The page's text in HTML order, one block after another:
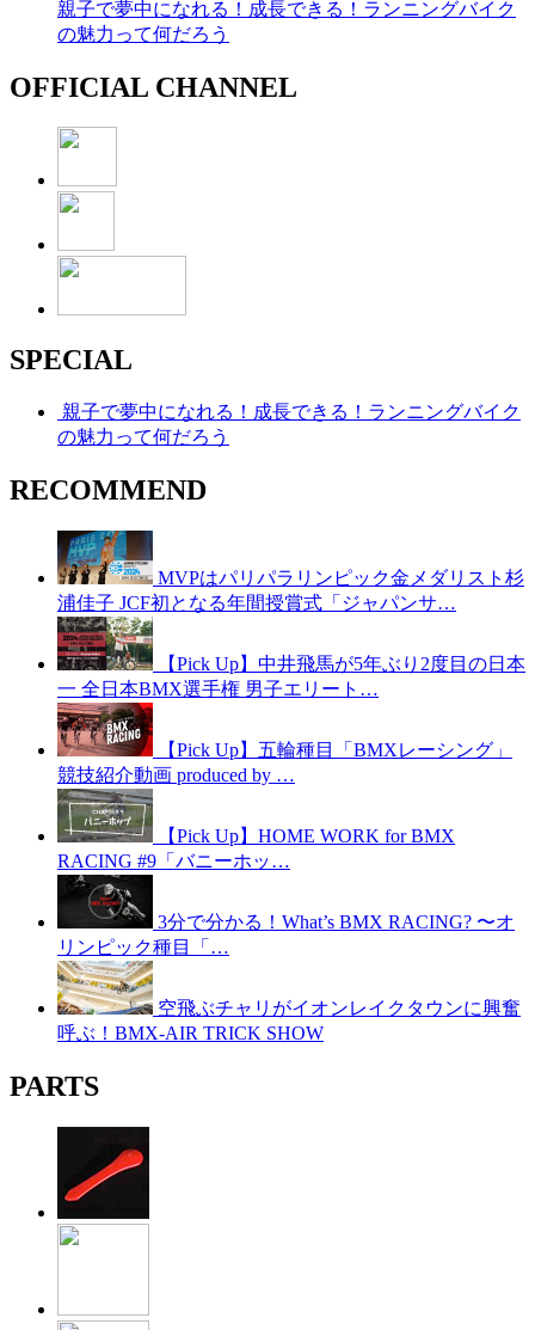
親子で夢中になれる！成長できる！ランニングバイク
の魅力って何だろう
OFFICIAL CHANNEL
SPECIAL
親子で夢中になれる！成長できる！ランニングバイク
の魅力って何だろう
RECOMMEND
MVPはパリパラリンピック金メダリスト杉
浦佳子 JCF初となる年間授賞式「ジャパンサ…
【Pick Up】中井飛馬が5年ぶり2度目の日本
一 全日本BMX選手権 男子エリート…
【Pick Up】五輪種目「BMXレーシング」
競技紹介動画 produced by …
【Pick Up】HOME WORK for BMX
RACING #9「バニーホッ…
3分で分かる！What’s BMX RACING? 〜オ
リンピック種目「…
空飛ぶチャリがイオンレイクタウンに興奮
呼ぶ！BMX-AIR TRICK SHOW
PARTS